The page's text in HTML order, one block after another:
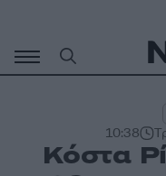
περιεχόμενο
10:38
Κόστα